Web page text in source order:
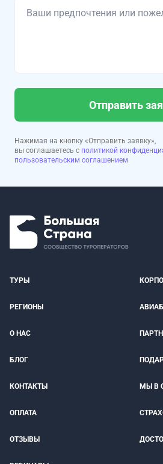
Отправить
Нажимая на кнопку «Отправить заявку»,
вы соглашаетесь с политикой
пользовательским соглашением
ТУРЫ
РЕГИОНЫ
О НАС
БЛОГ
КОНТАКТЫ МЫ В
ОПЛАТА
ОТЗЫВЫ